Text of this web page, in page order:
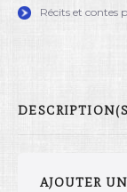
Récits et contes
AJOUTER